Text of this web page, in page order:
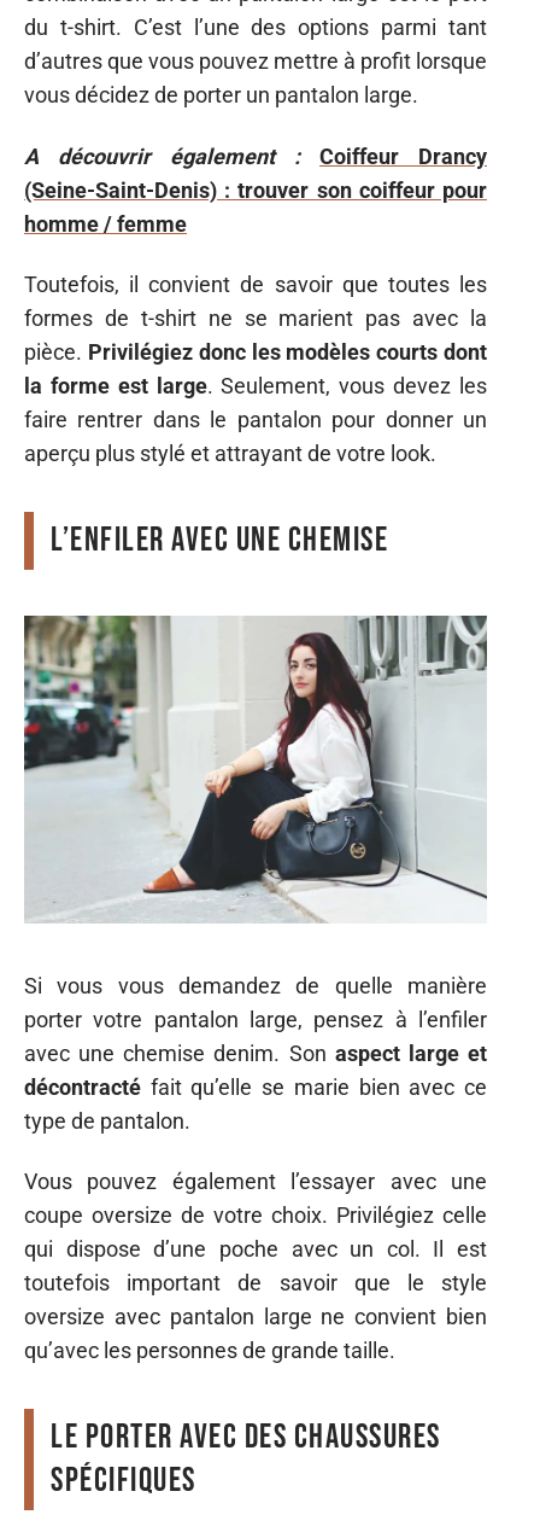
du t-shirt. C’est l’une des options parmi tant
d’autres que vous pouvez mettre à profit lorsque
vous décidez de porter un pantalon large.
A découvrir également :
Coiffeur Drancy
(Seine-Saint-Denis) : trouver son coiffeur pour
homme / femme
Toutefois, il convient de savoir que toutes les
formes de t-shirt ne se marient pas avec la
pièce. Privilégiez donc les modèles courts dont
la forme est large. Seulement, vous devez les
faire rentrer dans le pantalon pour donner un
aperçu plus stylé et attrayant de votre look.
L’enfiler avec une chemise
Si vous vous demandez de quelle manière
porter votre pantalon large, pensez à l’enfiler
avec une chemise denim. Son aspect large et
décontracté fait qu’elle se marie bien avec ce
type de pantalon.
Vous pouvez également l’essayer avec une
coupe oversize de votre choix. Privilégiez celle
qui dispose d’une poche avec un col. Il est
toutefois important de savoir que le style
oversize avec pantalon large ne convient bien
qu’avec les personnes de grande taille.
Le porter avec des chaussures
spécifiques